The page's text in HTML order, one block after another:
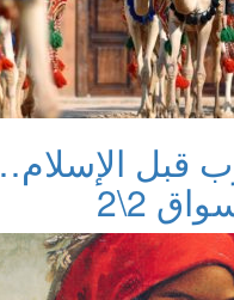
قبل
2\2